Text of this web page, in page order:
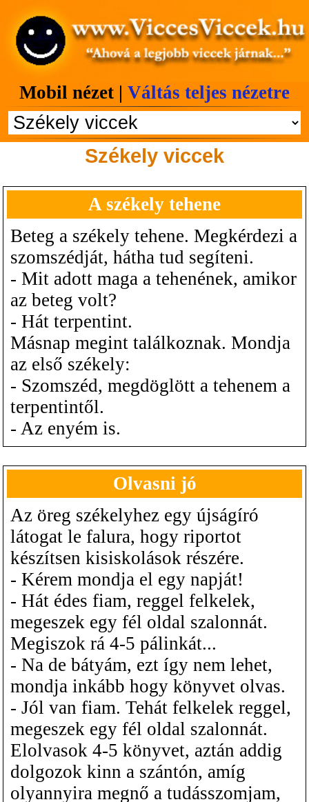
Mobil nézet | Váltás teljes nézetre
Székely viccek
A székely tehene
Beteg a székely tehene. Megkérdezi a
szomszédját, hátha tud segíteni.
- Mit adott maga a tehenének, amikor
az beteg volt?
- Hát terpentint.
Másnap megint találkoznak. Mondja
az első székely:
- Szomszéd, megdöglött a tehenem a
terpentintől.
- Az enyém is.
Olvasni jó
Az öreg székelyhez egy újságíró
látogat le falura, hogy riportot
készítsen kisiskolások részére.
- Kérem mondja el egy napját!
- Hát édes fiam, reggel felkelek,
megeszek egy fél oldal szalonnát.
Megiszok rá 4-5 pálinkát...
- Na de bátyám, ezt így nem lehet,
mondja inkább hogy könyvet olvas.
- Jól van fiam. Tehát felkelek reggel,
megeszek egy fél oldal szalonnát.
Elolvasok 4-5 könyvet, aztán addig
dolgozok kinn a szántón, amíg
olyannyira megnő a tudásszomjam,